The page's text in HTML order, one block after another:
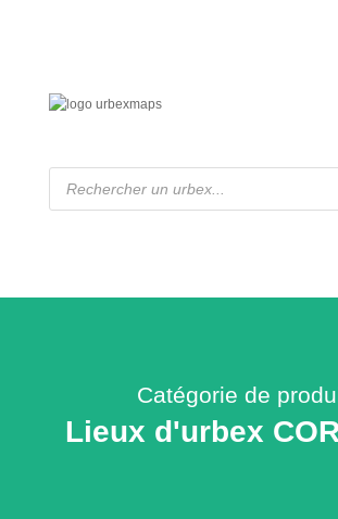
Recherche
produits
Catégorie de
Lieux d'urbex